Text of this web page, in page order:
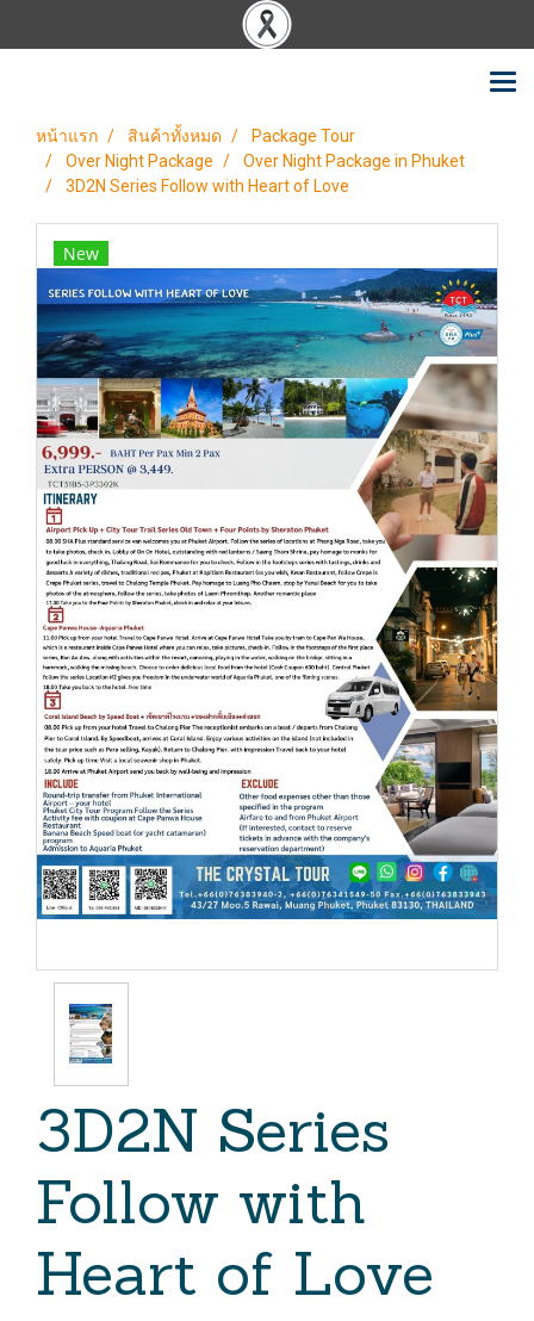
หน้าแรก สินค้าทั้งหมด
Package Tour
Over Night Package
Over Night Package in Phuket
3D2N Series Follow with Heart of Love
New
3D2N Series
Follow with
Heart of Love